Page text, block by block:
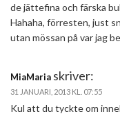
de jättefina och färska
Hahaha, förresten, just
utan mössan på var jag
MiaMaria skriver:
31 JANUARI, 2013 KL. 07:55
Kul att du tyckte om